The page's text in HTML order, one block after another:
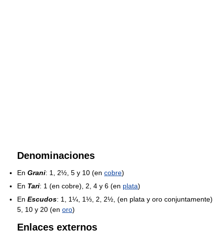
Denominaciones
En Grani: 1, 2½, 5 y 10 (en cobre)
En Tari: 1 (en cobre), 2, 4 y 6 (en plata)
En Escudos: 1, 1¼, 1⅓, 2, 2½, (en plata y oro conjuntamente)
5, 10 y 20 (en oro)
Enlaces externos